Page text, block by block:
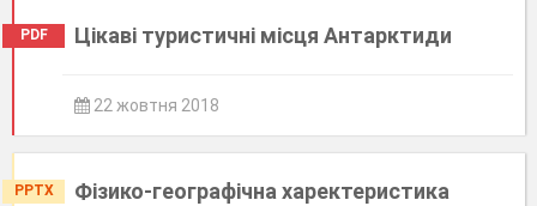
PDF Цікаві туристичні місця Антарктиди
22 жовтня 2018
PPTX
Фізико-географічна харектеристика